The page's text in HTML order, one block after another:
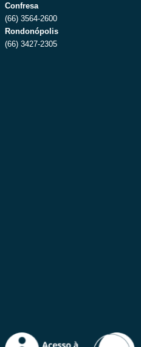
Confresa
(66) 3564-2600
Rondonópolis
(66) 3427-2305